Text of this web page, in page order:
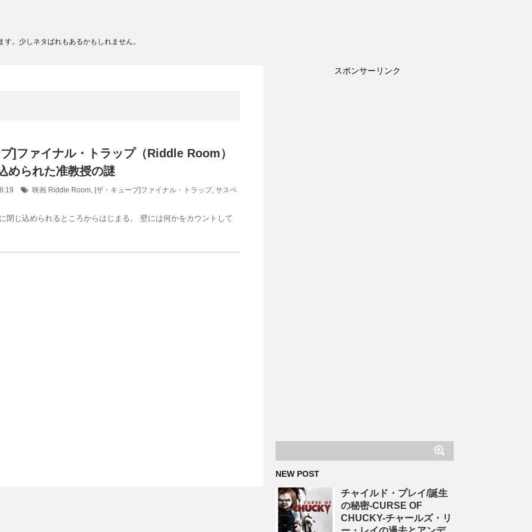
。少しネタばれもあるかもしれません。
]ファイナル・トラップ（Riddle Room）
められた准教授の謎
映画 Riddle Room, [ザ・キューブ]ファイナル・トラップ, サスペ
閉じ込められるところからはじまる。 壁には何かをカウントして
スポンサーリンク
NEW POST
チャイルド・プレイ/誕生
の秘密-CURSE OF
CHUCKY-チャールズ・リ